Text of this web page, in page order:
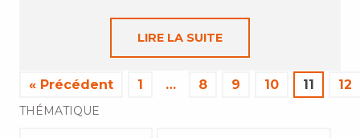
LIRE LA SUITE
« Précédent 1 … 8 9 10 11 12
THÉMATIQUE